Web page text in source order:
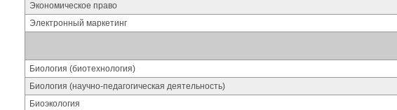
Экономическое право
Электронный маркетинг
Биология (биотехнология)
Биология (научно-педагогическая деятельность)
Биоэкология